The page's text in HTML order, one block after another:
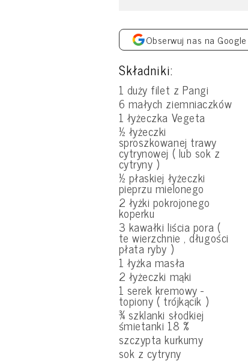
Obserwuj nas na Google
Składniki:
1 duży filet z Pangi
6 małych ziemniaczków
1 łyżeczka Vegeta
½ łyżeczki
sproszkowanej trawy
cytrynowej ( lub sok z
cytryny )
½ płaskiej łyżeczki
pieprzu mielonego
2 łyżki pokrojonego
koperku
3 kawałki liścia pora (
te wierzchnie , długości
płata ryby )
1 łyżka masła
2 łyżeczki mąki
1 serek kremowy -
topiony ( trójkącik )
¾ szklanki słodkiej
śmietanki 18 %
szczypta kurkumy
sok z cytryny